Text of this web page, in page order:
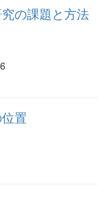
の課題と方法
置